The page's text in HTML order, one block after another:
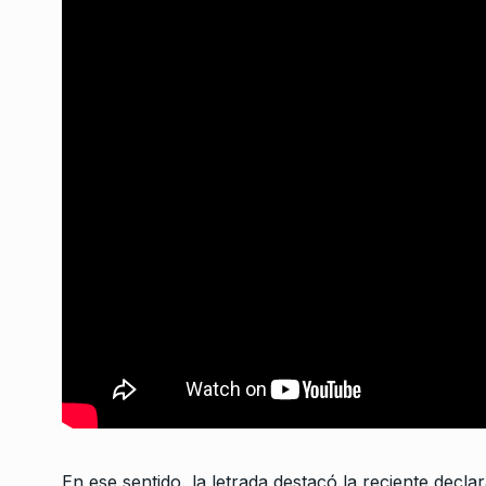
En ese sentido, la letrada destacó la reciente
La ruleta